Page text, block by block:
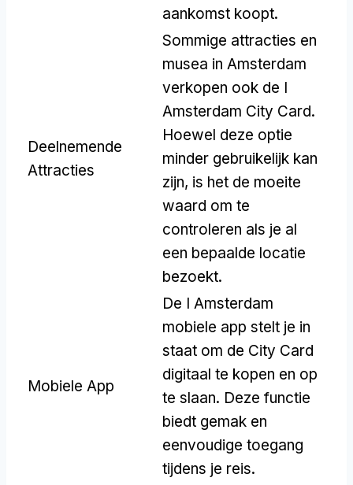
aankomst koopt.
Deelnemende
Attracties
Sommige attracties en
musea in Amsterdam
verkopen ook de I
Amsterdam City Card.
Hoewel deze optie
minder gebruikelijk kan
zijn, is het de moeite
waard om te
controleren als je al
een bepaalde locatie
bezoekt.
Mobiele App
De I Amsterdam
mobiele app stelt je in
staat om de City Card
digitaal te kopen en op
te slaan. Deze functie
biedt gemak en
eenvoudige toegang
tijdens je reis.